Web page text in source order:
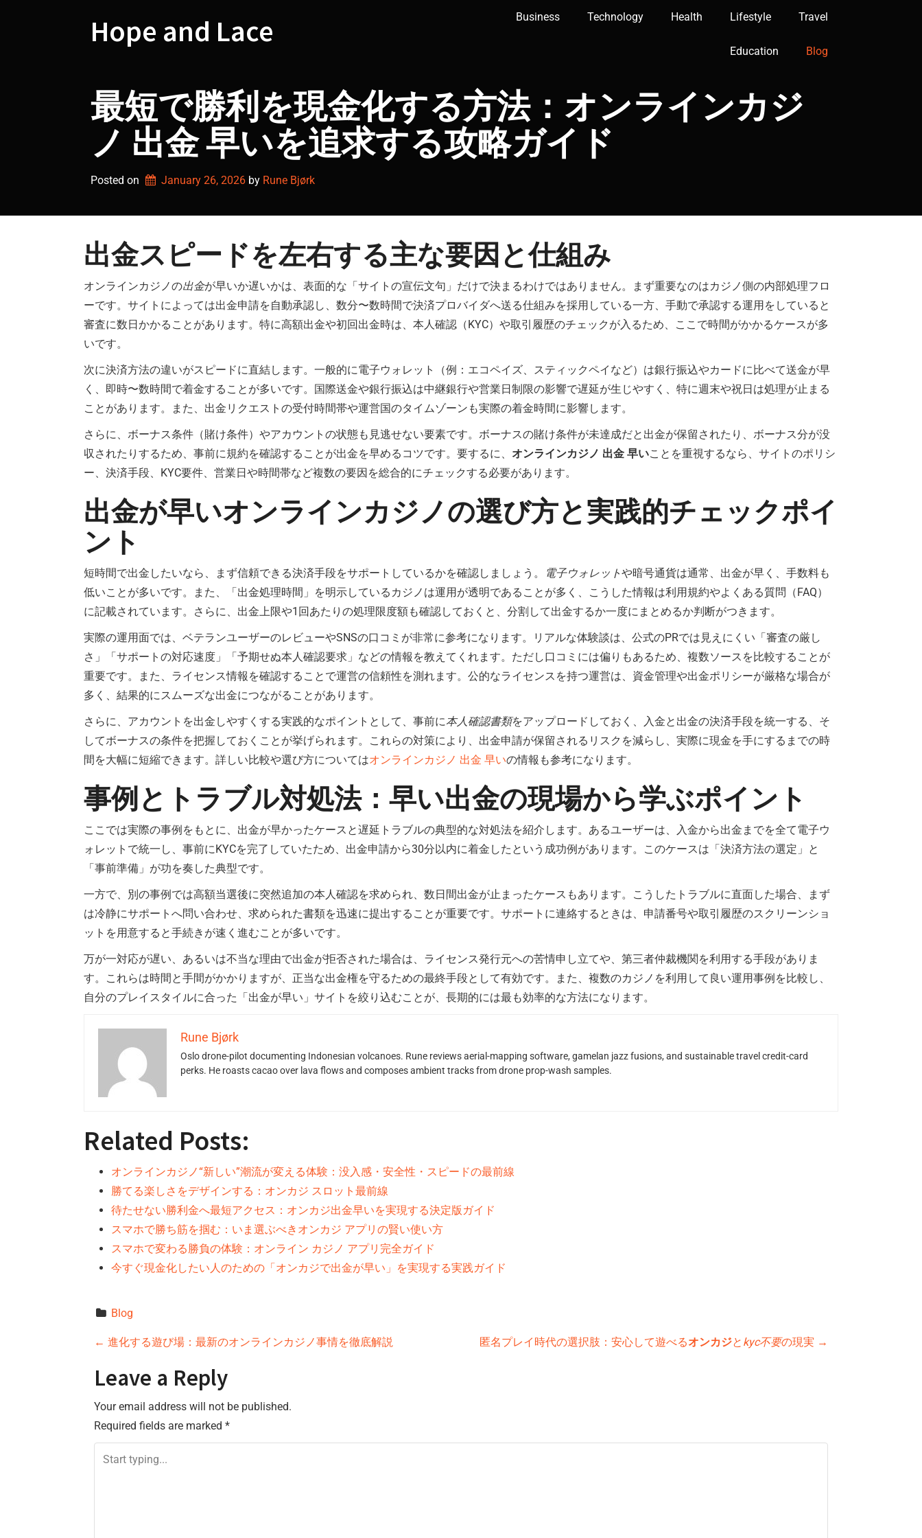
Hope and Lace Business Technology Health Lifestyle Travel
Education Blog
最短で勝利を現金化する方法： オンラインカジ
ノ 出金 早いを追求する攻略ガイド
Posted on January 26, 2026 by Rune Bjørk
出金スピードを左右する主な要因と仕組み
オンラインカジノの出金が早いか遅いかは、表面的な「サイトの宣伝文句」だけで決まるわけではありません。まず重要なのはカジノ側の内部処理フロ
ーです。サイトによっては出金申請を自動承認し、数分〜数時間で決済プロバイダへ送る仕組みを採用している一方、手動で承認する運用をしていると
審査に数日かかることがあります。特に高額出金や初回出金時は、本人確認（KYC）や取引履歴のチェックが入るため、ここで時間がかかるケースが多
いです。
次に決済方法の違いがスピードに直結します。一般的に電子ウォレット（例：エコペイズ、スティックペイなど）は銀行振込やカードに比べて送金が早
く、即時〜数時間で着金することが多いです。国際送金や銀行振込は中継銀行や営業日制限の影響で遅延が生じやすく、特に週末や祝日は処理が止まる
ことがあります。また、出金リクエストの受付時間帯や運営国のタイムゾーンも実際の着金時間に影響します。
さらに、ボーナス条件（賭け条件）やアカウントの状態も見逃せない要素です。ボーナスの賭け条件が未達成だと出金が保留されたり、ボーナス分が没
収されたりするため、事前に規約を確認することが出金を早めるコツです。要するに、 オンラインカジノ 出金 早いことを重視するなら、サイトのポリシ
ー、決済手段、KYC要件、営業日や時間帯など複数の要因を総合的にチェックする必要があります。
出金が早いオンラインカジノの選び方と実践的チェックポイ
ント
短時間で出金したいなら、まず信頼できる決済手段をサポートしているかを確認しましょう。 電子ウォレットや暗号通貨は通常、出金が早く、手数料も
低いことが多いです。また、「出金処理時間」を明示しているカジノは運用が透明であることが多く、こうした情報は利用規約やよくある質問（FAQ）
に記載されています。さらに、出金上限や1回あたりの処理限度額も確認しておくと、分割して出金するか一度にまとめるか判断がつきます。
実際の運用面では、ベテランユーザーのレビューやSNSの口コミが非常に参考になります。リアルな体験談は、公式のPRでは見えにくい「審査の厳し
さ」「サポートの対応速度」「予期せぬ本人確認要求」などの情報を教えてくれます。ただし口コミには偏りもあるため、複数ソースを比較することが
重要です。また、ライセンス情報を確認することで運営の信頼性を測れます。公的なライセンスを持つ運営は、資金管理や出金ポリシーが厳格な場合が
多く、結果的にスムーズな出金につながることがあります。
さらに、アカウントを出金しやすくする実践的なポイントとして、事前に本人確認書類をアップロードしておく、入金と出金の決済手段を統一する、そ
してボーナスの条件を把握しておくことが挙げられます。これらの対策により、出金申請が保留されるリスクを減らし、実際に現金を手にするまでの時
間を大幅に短縮できます。詳しい比較や選び方についてはオンラインカジノ 出金 早いの情報も参考になります。
事例とトラブル対処法：早い出金の現場から学ぶポイント
ここでは実際の事例をもとに、出金が早かったケースと遅延トラブルの典型的な対処法を紹介します。あるユーザーは、入金から出金までを全て電子ウ
ォレットで統一し、事前にKYCを完了していたため、出金申請から30分以内に着金したという成功例があります。このケースは「決済方法の選定」と
「事前準備」が功を奏した典型です。
一方で、別の事例では高額当選後に突然追加の本人確認を求められ、数日間出金が止まったケースもあります。こうしたトラブルに直面した場合、まず
は冷静にサポートへ問い合わせ、求められた書類を迅速に提出することが重要です。サポートに連絡するときは、申請番号や取引履歴のスクリーンショ
ットを用意すると手続きが速く進むことが多いです。
万が一対応が遅い、あるいは不当な理由で出金が拒否された場合は、ライセンス発行元への苦情申し立てや、第三者仲裁機関を利用する手段がありま
す。これらは時間と手間がかかりますが、正当な出金権を守るための最終手段として有効です。また、複数のカジノを利用して良い運用事例を比較し、
自分のプレイスタイルに合った「出金が早い」サイトを絞り込むことが、長期的には最も効率的な方法になります。
Rune Bjørk
Oslo drone-pilot documenting Indonesian volcanoes. Rune reviews aerial-mapping software, gamelan jazz fusions, and sustainable travel credit-card
perks. He roasts cacao over lava flows and composes ambient tracks from drone prop-wash samples.
Related Posts:
オンラインカジノ“新しい”潮流が変える体験：没入感・安全性・スピードの最前線
勝てる楽しさをデザインする：オンカジ スロット最前線
待たせない勝利金へ最短アクセス：オンカジ出金早いを実現する決定版ガイド
スマホで勝ち筋を掴む：いま選ぶべきオンカジ アプリの賢い使い方
スマホで変わる勝負の体験：オンライン カジノ アプリ完全ガイド
今すぐ現金化したい人のための「オンカジで出金が早い」を実現する実践ガイド
Blog
P
o
s
t
n
← 進化する遊び場：最新のオンラインカジノ事情を徹底解説 匿名プレイ時代の選択肢：安心して遊べるオンカジと kyc不要の現実 →
Leave a Reply
Your email address will not be published.
Required fields are marked *